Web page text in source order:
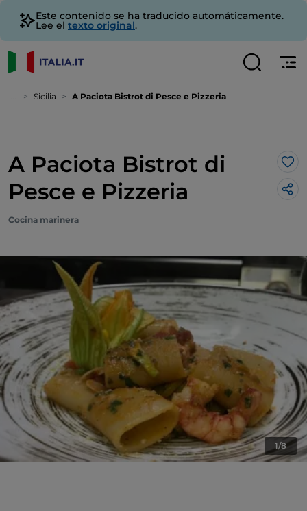
Este contenido se ha traducido automáticamente.
Lee el texto original.
... Sicilia A Paciota Bistrot di Pesce e Pizzeria
A Paciota Bistrot di
Pesce e Pizzeria
Me
Cocina marinera
1/8